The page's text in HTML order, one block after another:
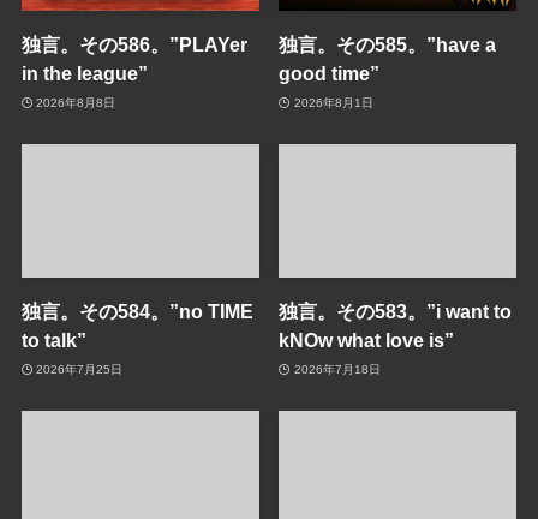
独言。その586。”PLAYer
in the league”
2026年8月8日
独言。その585。”have a
good time”
2026年8月1日
独言。その584。”no TIME
to talk”
2026年7月25日
独言。その583。”i want to
kNOw what love is”
2026年7月18日